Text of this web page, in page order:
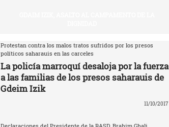
Protestan contra los malos tratos sufridos por los presos
políticos saharauis en las carceles
La policía marroquí desaloja por la fuerza
a las familias de los presos saharauis de
Gdeim Izik
11/10/2017